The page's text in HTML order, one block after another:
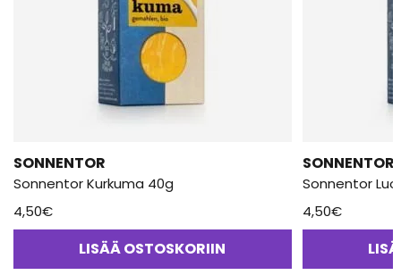
SONNENTOR
Sonnentor Kurkuma 40g
4,50€
LISÄÄ OSTOSKORIIN
SONNENTOR
Sonnentor
4,50€